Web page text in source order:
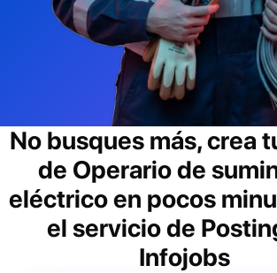
No busques más, crea
de Operario de
eléctricoen pocos
el servicio de
Infojobs